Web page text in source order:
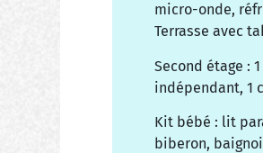
micro-onde,
Terrasse avec
Second étage :
indépendant, 1
Kit bébé : lit
biberon,